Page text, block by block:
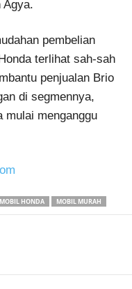
Agya.
pembelian
terlihat sah-sah
penjualan Brio
di segmennya,
mulai menganggu
MOBIL HONDA MOBIL MURAH